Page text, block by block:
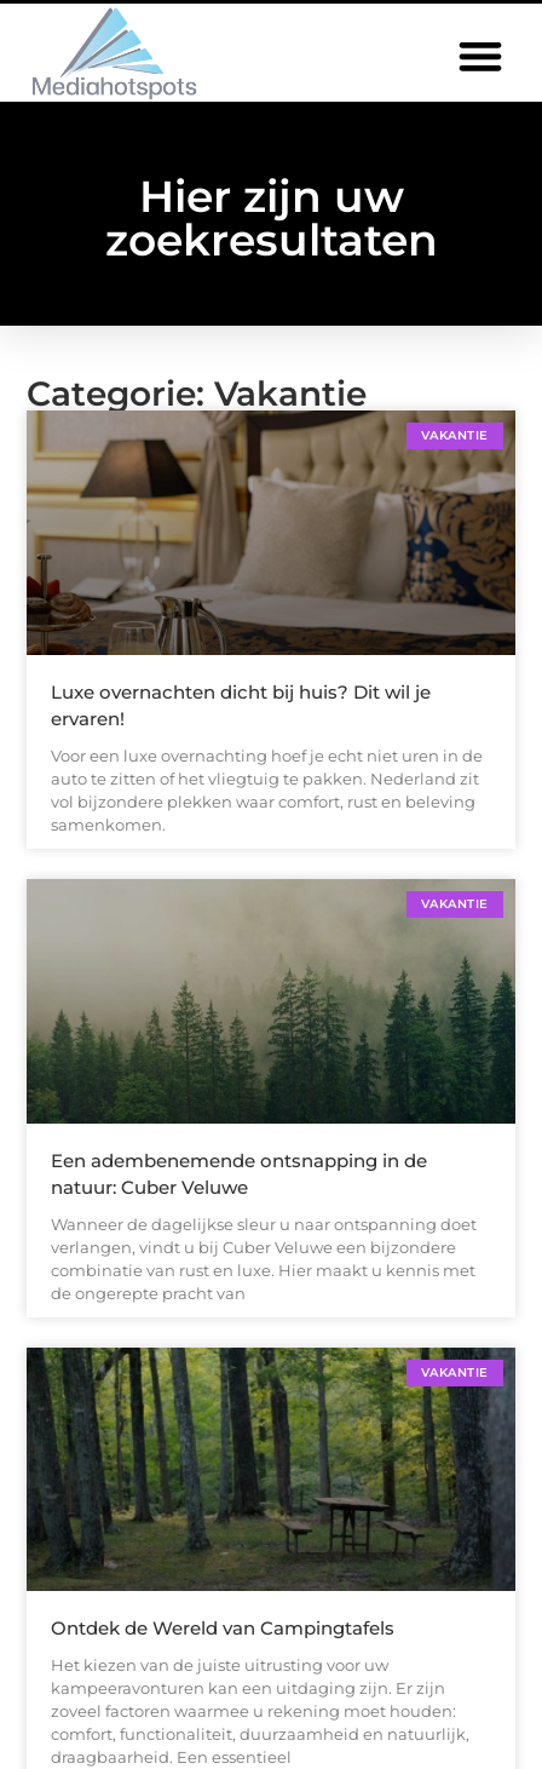
Hier zijn uw
zoekresultaten
Categorie: Vakantie
VAKANTIE
Luxe overnachten dicht bij huis? Dit wil je
ervaren!
Voor een luxe overnachting hoef je echt niet uren in de
auto te zitten of het vliegtuig te pakken. Nederland zit
vol bijzondere plekken waar comfort, rust en beleving
samenkomen.
VAKANTIE
Een adembenemende ontsnapping in de
natuur: Cuber Veluwe
Wanneer de dagelijkse sleur u naar ontspanning doet
verlangen, vindt u bij Cuber Veluwe een bijzondere
combinatie van rust en luxe. Hier maakt u kennis met
de ongerepte pracht van
VAKANTIE
Ontdek de Wereld van Campingtafels
Het kiezen van de juiste uitrusting voor uw
kampeeravonturen kan een uitdaging zijn. Er zijn
zoveel factoren waarmee u rekening moet houden:
comfort, functionaliteit, duurzaamheid en natuurlijk,
draagbaarheid. Een essentieel